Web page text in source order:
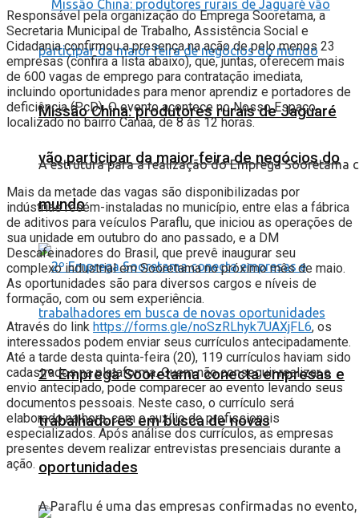
Missão China: produtores rurais de Jaguaré
vão participar da maior feira de negócios do
mundo
2º Emprega Sooretama conecta empresas e
trabalhadores em busca de novas
oportunidades
Responsável pela organização do Emprega Sooretama, a
Secretaria Municipal de Trabalho, Assistência Social e
Cidadania confirmou a presença na ação de pelo menos 23
empresas (confira a lista abaixo), que, juntas, oferecem mais
de 600 vagas de emprego para contratação imediata,
incluindo oportunidades para menor aprendiz e portadores de
deficiência (PcD). O evento acontece no Nosso Espaço,
localizado no bairro Canaã, de 8 às 12 horas.
A estrutura para a realização do Emprega Sooretama
Mais da metade das vagas são disponibilizadas por
indústrias recém-instaladas no município, entre elas a fábrica
de aditivos para veículos Paraflu, que iniciou as operações de
sua unidade em outubro do ano passado, e a DM
Descafeinadores do Brasil, que prevê inaugurar seu
complexo industrial em Sooretama no próximo mês de maio.
As oportunidades são para diversos cargos e níveis de
formação, com ou sem experiência.
Através do link https://forms.gle/noSzRLhyk7UAXjFL6, os
interessados podem enviar seus currículos antecipadamente.
Até a tarde desta quinta-feira (20), 119 currículos haviam sido
cadastrados na plataforma. Quem não conseguir realizar o
envio antecipado, pode comparecer ao evento levando seus
documentos pessoais. Neste caso, o currículo será
elaborado na hora, com o auxílio de profissionais
especializados. Após análise dos currículos, as empresas
presentes devem realizar entrevistas presenciais durante a
ação.
A Paraflu é uma das empresas confirmadas no